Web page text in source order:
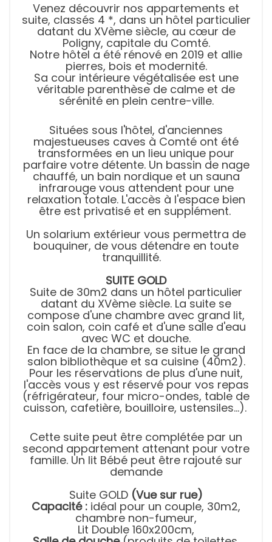
Venez découvrir nos appartements et
suite, classés 4 *, dans un hôtel particulier
datant du XVème siècle, au cœur de
Poligny, capitale du Comté.
Notre hôtel a été rénové en 2019 et allie
pierres, bois et modernité.
Sa cour intérieure végétalisée est une
véritable parenthèse de calme et de
sérénité en plein centre-ville.
Situées sous l'hôtel, d'anciennes
majestueuses caves à Comté ont été
transformées en un lieu unique pour
parfaire votre détente. Un bassin de nage
chauffé, un bain nordique et un sauna
infrarouge vous attendent pour une
relaxation totale. L'accès à l'espace bien
être est privatisé et en supplément.
Un solarium extérieur vous permettra de
bouquiner, de vous détendre en toute
tranquillité.
SUITE GOLD
Suite de 30m2 dans un hôtel particulier
datant du XVème siècle. La suite se
compose d'une chambre avec grand lit,
coin salon, coin café et d'une salle d'eau
avec WC et douche.
En face de la chambre, se situe le grand
salon bibliothèque et sa cuisine (40m2).
Pour les réservations de plus d'une nuit,
l'accès vous y est réservé pour vos repas
(réfrigérateur, four micro-ondes, table de
cuisson, cafetière, bouilloire, ustensiles…).
Cette suite peut être complétée par un
second appartement attenant pour votre
famille. Un lit Bébé peut être rajouté sur
demande
Suite GOLD (Vue sur rue)
Capacité : idéal pour un couple, 30m2,
chambre non-fumeur,
Lit Double 160x200cm,